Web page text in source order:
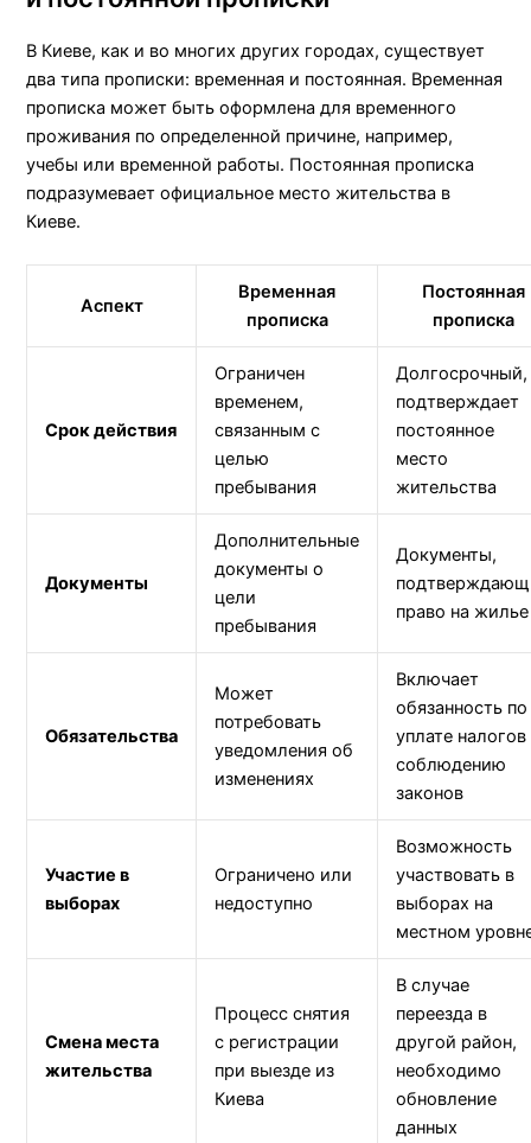
В Киеве, как и во многих других городах, существует
два типа прописки: временная и постоянная. Временная
прописка может быть оформлена для временного
проживания по определенной причине, например,
учебы или временной работы. Постоянная прописка
подразумевает официальное место жительства в
Киеве.
Аспект
Временная
прописка
Постоянная
прописка
Срок действия
Ограничен
временем,
связанным с
целью
пребывания
Долгосрочный,
подтверждает
постоянное
место
жительства
Документы
Дополнительные
документы о
цели
пребывания
Документы,
право на жилье
Обязательства
Может
потребовать
уведомления об
изменениях
Включает
обязанность по
уплате налогов
соблюдению
законов
Участие в
выборах
Ограничено или
недоступно
Возможность
участвовать в
выборах на
местном
Смена места
жительства
Процесс снятия
с регистрации
при выезде из
Киева
В случае
переезда в
другой район,
необходимо
обновление
данных